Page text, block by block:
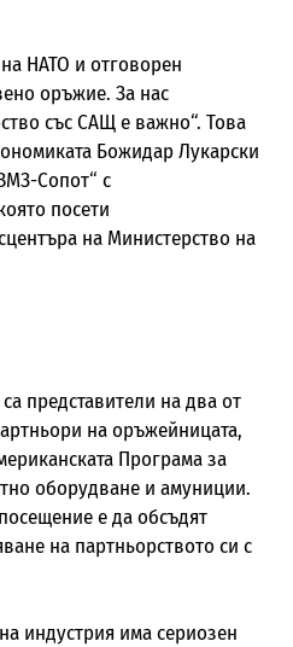
НАТО и отговорен
оръжие. За нас
със САЩ е важно“. Това
Божидар Лукарски
Сопот“ с
посети
на Министерство на
представители на два от
на оръжейницата,
Програма за
оборудване и амуниции.
е да обсъдят
на партньорството си с
индустрия има сериозен